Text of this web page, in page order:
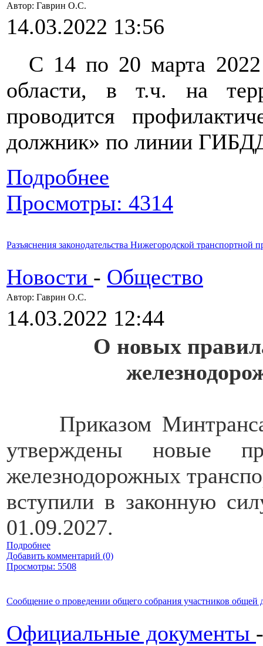
Автор: Гаврин О.C.
14.03.2022 13:56
С 14 по 20 марта 2022
области, в т.ч. на
проводится
должник» по линии
Подробнее
Просмотры: 4314
Разъяснения законодательства Нижегородской транспортной
Новости - Общество
Автор: Гаврин О.C.
14.03.2022 12:44
О новых
Приказом
утверждены новые
железнодорожных
вступили в законную
01.09.2027.
Подробнее
Добавить комментарий (0)
Просмотры: 5508
Сообщение о проведении общего собрания участников общей
Официальные документы